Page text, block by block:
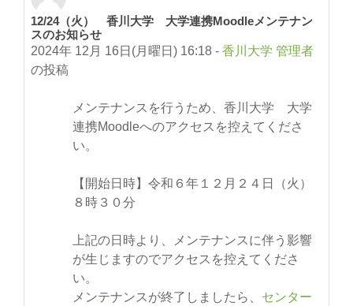
12/24（火） 香川大学 大学連携Moodleメンテナン
スのお知らせ
2024年 12月 16日(月曜日) 16:18 - 香川大学 管理者
の投稿
返信数: 0
メンテナンスを行うため、香川大学 大学
連携Moodleへのアクセスを控えてくださ
い。
【開始日時】令和６年１２月２４日（火）
８時３０分
上記の日時より、メンテナンスに伴う影響
が生じますのでアクセスを控えてくださ
い。
メンテナンスが終了しましたら、 センター